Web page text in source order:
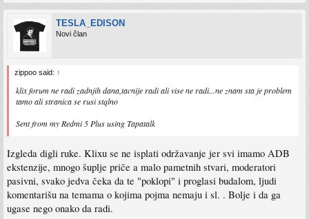
TESLA_EDISON
Novi član
zippoo said: ↑
klix forum ne radi zadnjih dana,tacnije radi ali vise ne radi...ne znam sta je problem
tamo ali stranica se rusi stqlno
Sent from my Redmi 5 Plus using Tapatalk
Izgleda digli ruke. Klixu se ne isplati održavanje jer svi imamo ADB
ekstenzije, mnogo šuplje priče a malo pametnih stvari, moderatori
pasivni, svako jedva čeka da te "poklopi" i proglasi budalom, ljudi
komentarišu na temama o kojima pojma nemaju i sl. . Bolje i da ga
ugase nego onako da radi.